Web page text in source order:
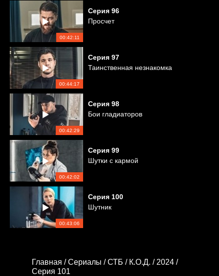
00:42:11
Серия 96
Просчет
00:44:17
Серия 97
Таинственная незнакомка
00:42:29
Серия 98
Бои гладиаторов
00:42:02
Серия 99
Шутки с кармой
00:43:06
Серия 100
Шутник
Главная /Сериалы /СТБ / К.О.Д. / 2024 /
Серия 101